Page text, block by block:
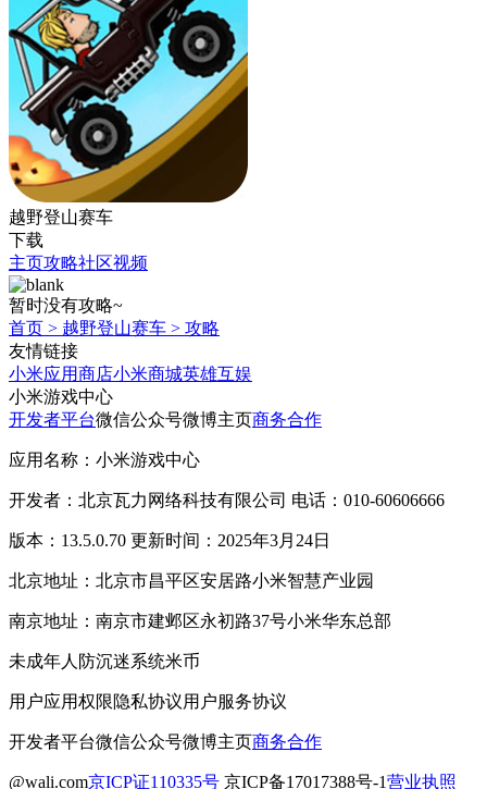
越野登山赛车
下载
主页攻略社区视频
暂时没有攻略~
首页 > 越野登山赛车 > 攻略
友情链接
小米应用商店小米商城英雄互娱
小米游戏中心
开发者平台微信公众号微博主页商务合作
应用名称：小米游戏中心
开发者：北京瓦力网络科技有限公司 电话：010-60606666
版本：13.5.0.70 更新时间：2025年3月24日
北京地址：北京市昌平区安居路小米智慧产业园
南京地址：南京市建邺区永初路37号小米华东总部
未成年人防沉迷系统米币
用户应用权限隐私协议用户服务协议
开发者平台微信公众号微博主页商务合作
@wali.com京ICP证110335号 京ICP备17017388号-1营业执照